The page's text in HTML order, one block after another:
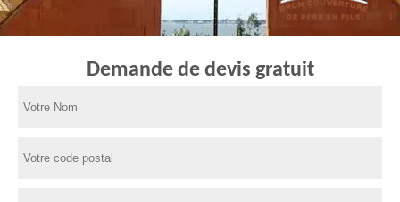
Demande de devis gratuit